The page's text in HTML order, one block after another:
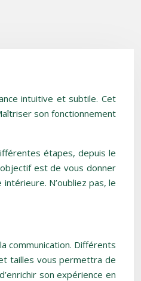
intuitive et subtile. Cet
son fonctionnement
étapes, depuis le
est de vous donner
N’oubliez pas, le
communication. Différents
tailles vous permettra de
son expérience en